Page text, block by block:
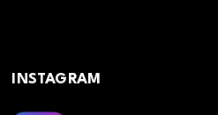
INSTAGRAM